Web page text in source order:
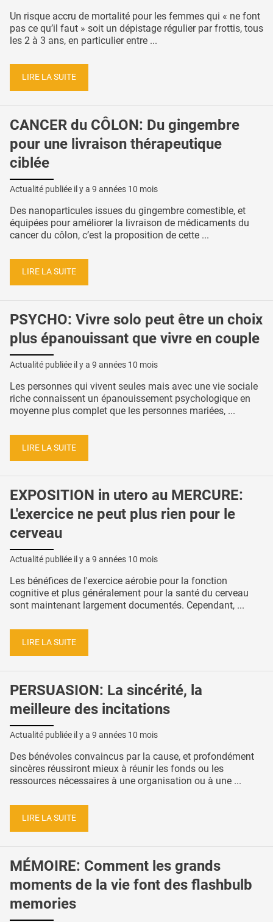
Un risque accru de mortalité pour les femmes qui « ne font
pas ce qu’il faut » soit un dépistage régulier par frottis, tous
les 2 à 3 ans, en particulier entre ...
LIRE LA SUITE
CANCER du CÔLON: Du gingembre
pour une livraison thérapeutique
ciblée
Actualité publiée il y a 9 années 10 mois
Des nanoparticules issues du gingembre comestible, et
équipées pour améliorer la livraison de médicaments du
cancer du côlon, c’est la proposition de cette ...
LIRE LA SUITE
PSYCHO: Vivre solo peut être un choix
plus épanouissant que vivre en couple
Actualité publiée il y a 9 années 10 mois
Les personnes qui vivent seules mais avec une vie sociale
riche connaissent un épanouissement psychologique en
moyenne plus complet que les personnes mariées, ...
LIRE LA SUITE
EXPOSITION in utero au MERCURE:
L'exercice ne peut plus rien pour le
cerveau
Actualité publiée il y a 9 années 10 mois
Les bénéfices de l'exercice aérobie pour la fonction
cognitive et plus généralement pour la santé du cerveau
sont maintenant largement documentés. Cependant, ...
LIRE LA SUITE
PERSUASION: La sincérité, la
meilleure des incitations
Actualité publiée il y a 9 années 10 mois
Des bénévoles convaincus par la cause, et profondément
sincères réussiront mieux à réunir les fonds ou les
ressources nécessaires à une organisation ou à une ...
LIRE LA SUITE
MÉMOIRE: Comment les grands
moments de la vie font des flashbulb
memories